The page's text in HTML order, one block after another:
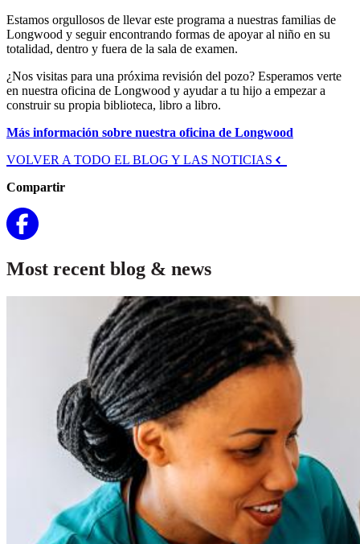
Estamos orgullosos de llevar este programa a nuestras familias de
Longwood y seguir encontrando formas de apoyar al niño en su
totalidad, dentro y fuera de la sala de examen.
¿Nos visitas para una próxima revisión del pozo? Esperamos verte
en nuestra oficina de Longwood y ayudar a tu hijo a empezar a
construir su propia biblioteca, libro a libro.
Más información sobre nuestra oficina de Longwood
VOLVER A TODO EL BLOG Y LAS NOTICIAS
Compartir
Most recent blog & news